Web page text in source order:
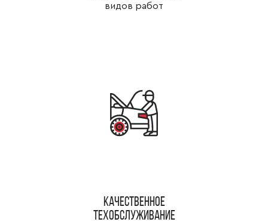
видов работ
Качественное
техобслуживание